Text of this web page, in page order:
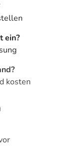
ein?
kosten